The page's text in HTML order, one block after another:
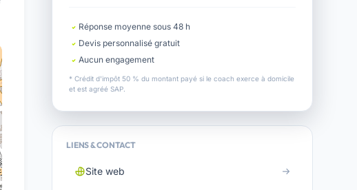
Réponse moyenne sous 48 h
Devis personnalisé gratuit
Aucun engagement
* Crédit d'impôt 50 % du montant payé si le coach exerce à domicile
et est agréé SAP.
LIENS & CONTACT
Site web